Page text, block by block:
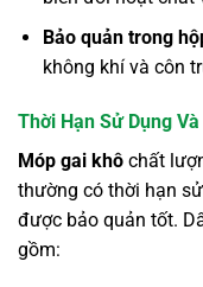
Bảo quản trong
không khí và côn
Thời Hạn Sử Dụng
Móp gai khô chất
thường có thời hạn
được bảo quản tốt.
gồm: